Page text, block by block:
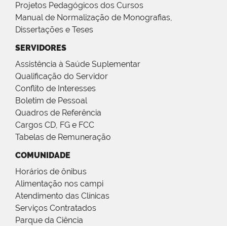
Projetos Pedagógicos dos Cursos
Manual de Normalização de Monografias,
Dissertações e Teses
SERVIDORES
Assistência à Saúde Suplementar
Qualificação do Servidor
Conflito de Interesses
Boletim de Pessoal
Quadros de Referência
Cargos CD, FG e FCC
Tabelas de Remuneração
COMUNIDADE
Horários de ônibus
Alimentação nos campi
Atendimento das Clínicas
Serviços Contratados
Parque da Ciência